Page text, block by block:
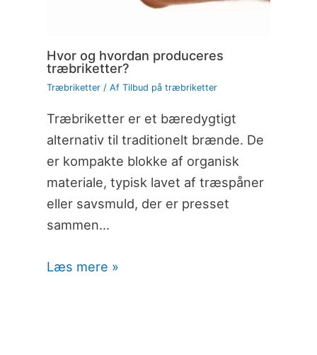
Hvor og hvordan produceres
træbriketter?
Træbriketter/ Af Tilbud på træbriketter
Træbriketter er et bæredygtigt
alternativ til traditionelt brænde. De
er kompakte blokke af organisk
materiale, typisk lavet af træspåner
eller savsmuld, der er presset
sammen…
Læs mere »